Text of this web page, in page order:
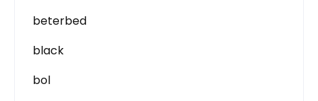
beterbed
black
bol